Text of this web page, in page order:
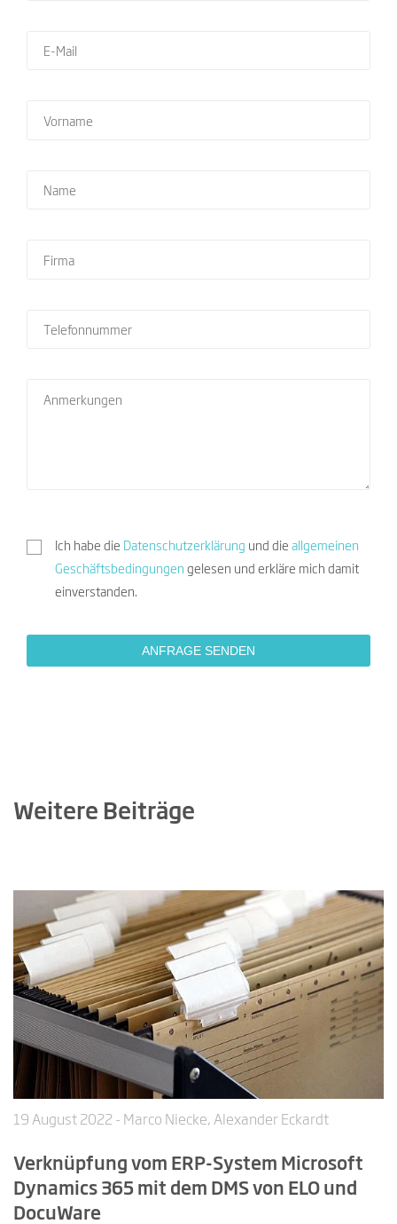
Ich habe die Datenschutzerklärung und die allgemeinen
Geschäftsbedingungen gelesen und erkläre mich damit
einverstanden.
Weitere Beiträge
19 August 2022 - Marco Niecke, Alexander Eckardt
Verknüpfung vom ERP-System Microsoft
Dynamics 365 mit dem DMS von ELO und
DocuWare